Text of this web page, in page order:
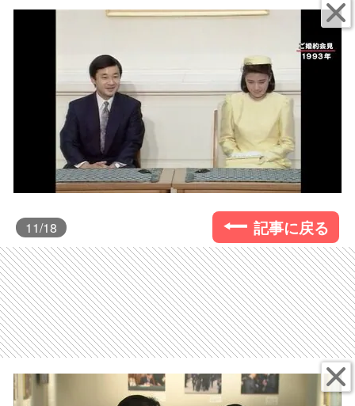
11/18 記事に戻る